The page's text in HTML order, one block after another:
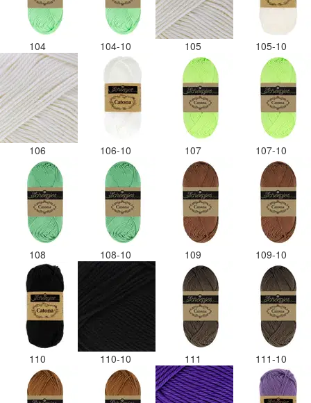
104 104-10 105 105-10
106 106-10 107 107-10
108 108-10 109 109-10
110 110-10 111 111-10